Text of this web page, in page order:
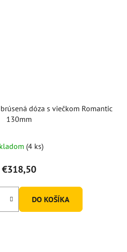
dóza s viečkom Romantic
130mm
(4 ks)
€318,50
DO KOŠÍKA